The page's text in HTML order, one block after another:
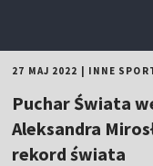
27 MAJ 2022 INNE
Puchar Świata
Aleksandra
rekord świata